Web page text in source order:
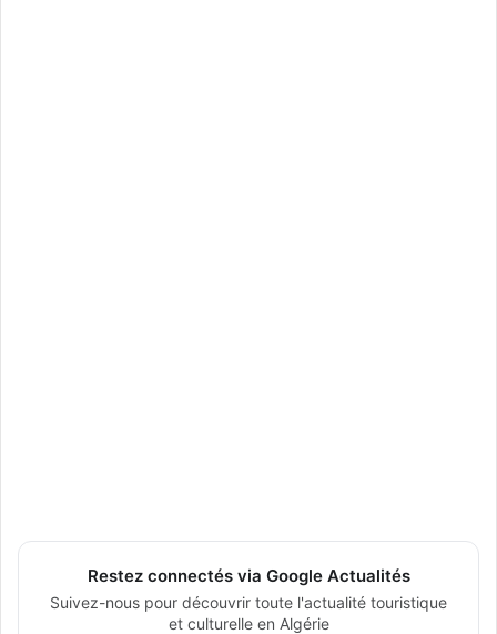
Restez connectés via Google Actualités
Suivez-nous pour découvrir toute l'actualité touristique
et culturelle en Algérie